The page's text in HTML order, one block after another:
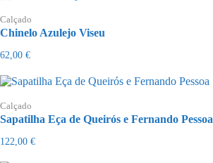
Calçado
Chinelo Azulejo Viseu
62,00 €
Calçado
Sapatilha Eça de Queirós e Fernando Pessoa
122,00 €